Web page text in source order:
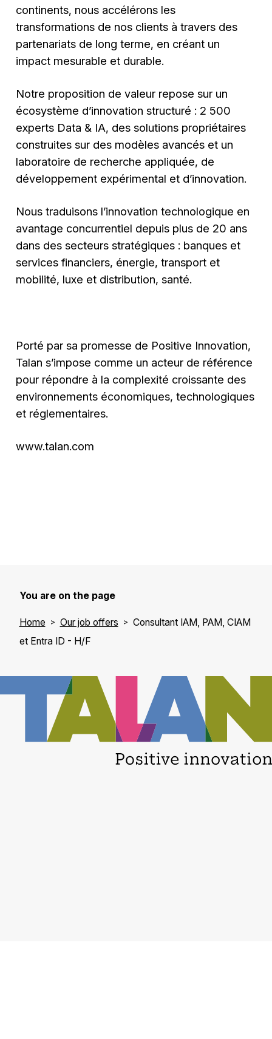
continents, nous accélérons les
transformations de nos clients à travers des
partenariats de long terme, en créant un
impact mesurable et durable.
Notre proposition de valeur repose sur un
écosystème d’innovation structuré : 2 500
experts Data & IA, des solutions propriétaires
construites sur des modèles avancés et un
laboratoire de recherche appliquée, de
développement expérimental et d’innovation.
Nous traduisons l’innovation technologique en
avantage concurrentiel depuis plus de 20 ans
dans des secteurs stratégiques : banques et
services financiers, énergie, transport et
mobilité, luxe et distribution, santé.
Porté par sa promesse de Positive Innovation,
Talan s’impose comme un acteur de référence
pour répondre à la complexité croissante des
environnements économiques, technologiques
et réglementaires.
www.talan.com
You are on the page
Home Our job offers
Consultant IAM, PAM, CIAM
et Entra ID - H/F